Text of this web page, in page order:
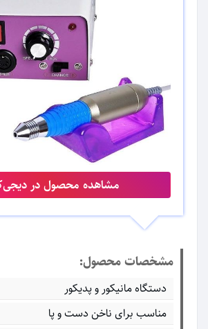
مشاهده محصول در
مشخصات محصول:
دستگاه مانیکور و پدیکور
مناسب برای ناخن دست و پا